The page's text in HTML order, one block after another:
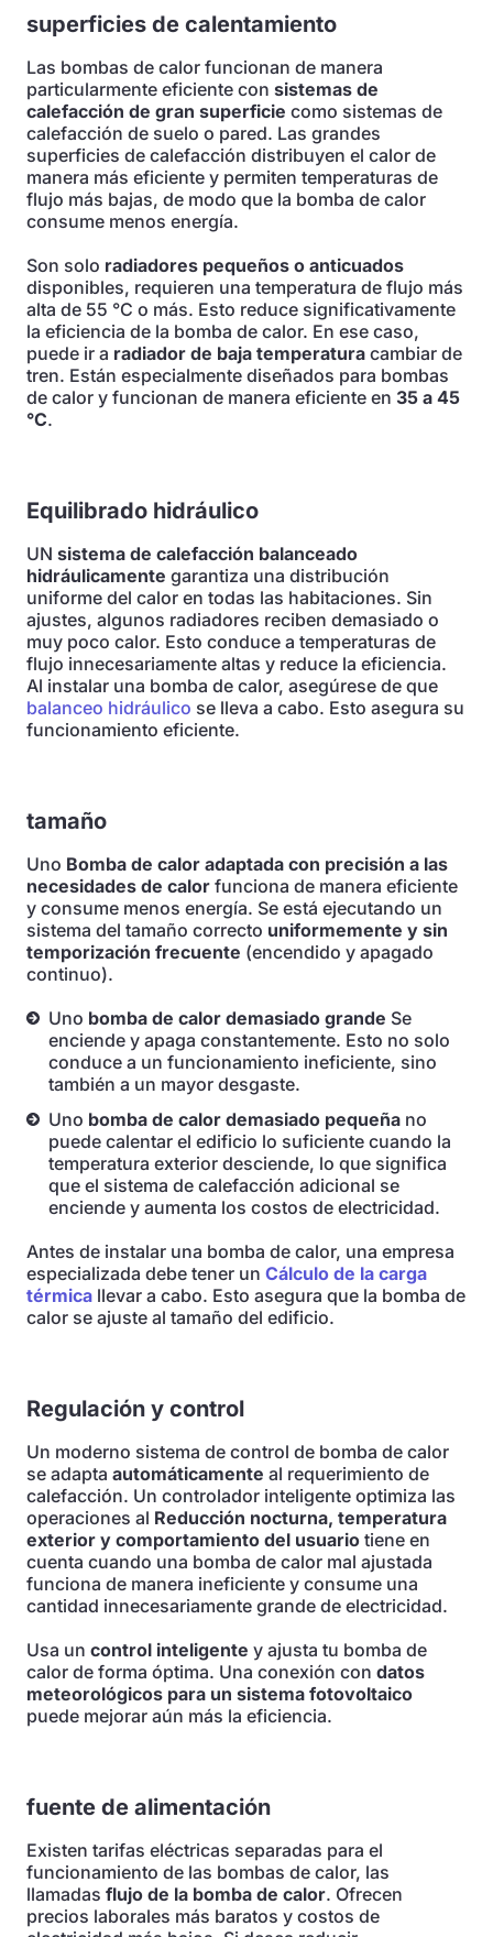
superficies de calentamiento
Las bombas de calor funcionan de manera
particularmente eficiente con sistemas de
calefacción de gran superficie como sistemas de
calefacción de suelo o pared. Las grandes
superficies de calefacción distribuyen el calor de
manera más eficiente y permiten temperaturas de
flujo más bajas, de modo que la bomba de calor
consume menos energía.
Son solo radiadores pequeños o anticuados
disponibles, requieren una temperatura de flujo más
alta de 55 °C o más. Esto reduce significativamente
la eficiencia de la bomba de calor. En ese caso,
puede ir a radiador de baja temperatura cambiar de
tren. Están especialmente diseñados para bombas
de calor y funcionan de manera eficiente en 35 a 45
°C.
Equilibrado hidráulico
UN sistema de calefacción balanceado
hidráulicamente garantiza una distribución
uniforme del calor en todas las habitaciones. Sin
ajustes, algunos radiadores reciben demasiado o
muy poco calor. Esto conduce a temperaturas de
flujo innecesariamente altas y reduce la eficiencia.
Al instalar una bomba de calor, asegúrese de que
balanceo hidráulico se lleva a cabo. Esto asegura su
funcionamiento eficiente.
tamaño
Uno Bomba de calor adaptada con precisión a las
necesidades de calor funciona de manera eficiente
y consume menos energía. Se está ejecutando un
sistema del tamaño correcto uniformemente y sin
temporización frecuente (encendido y apagado
continuo).
Uno bomba de calor demasiado grande Se
enciende y apaga constantemente. Esto no solo
conduce a un funcionamiento ineficiente, sino
también a un mayor desgaste.
Uno bomba de calor demasiado pequeña no
puede calentar el edificio lo suficiente cuando la
temperatura exterior desciende, lo que significa
que el sistema de calefacción adicional se
enciende y aumenta los costos de electricidad.
Antes de instalar una bomba de calor, una empresa
especializada debe tener un Cálculo de la carga
térmica llevar a cabo. Esto asegura que la bomba de
calor se ajuste al tamaño del edificio.
Regulación y control
Un moderno sistema de control de bomba de calor
se adapta automáticamente al requerimiento de
calefacción. Un controlador inteligente optimiza las
operaciones al Reducción nocturna, temperatura
exterior y comportamiento del usuario tiene en
cuenta cuando una bomba de calor mal ajustada
funciona de manera ineficiente y consume una
cantidad innecesariamente grande de electricidad.
Usa un control inteligente y ajusta tu bomba de
calor de forma óptima. Una conexión con datos
meteorológicos para un sistema fotovoltaico
puede mejorar aún más la eficiencia.
fuente de alimentación
Existen tarifas eléctricas separadas para el
funcionamiento de las bombas de calor, las
llamadas flujo de la bomba de calor. Ofrecen
precios laborales más baratos y costos de